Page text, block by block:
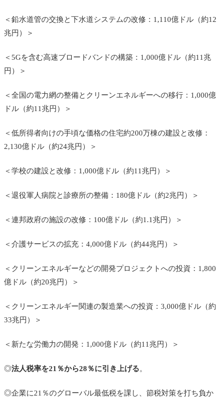
＜鉛水道管の交換と下水道システムの改修：1,110億ドル（約12
兆円）＞
＜5Gを含む高速ブロードバンドの構築：1,000億ドル（約11兆
円）
＞
＜全国の電力網の整備とクリーンエネルギーへの移行：1,000億
ドル（約11兆円）＞
＜低所得者向けの手頃な価格の住宅約200万棟の建設と改修：
2,130億ドル（約24兆円）＞
＜学校の建設と改修： 1,000億ドル（約11兆円） ＞
＜退役軍人病院と診療所の整備：180億ドル（約2兆円） ＞
＜連邦政府の施設の改修：100億ドル（約1.1兆円）＞
＜介護サービスの拡充：4,000億ドル（約44兆円）＞
＜クリーンエネルギーなどの開発プロジェクトへの投資：1,800
億ドル（約20兆円）＞
＜クリーンエネルギー関連の製造業への投資：3,000億ドル（約
33兆円）＞
＜新たな労働力の開発： 1,000億ドル（約11兆円） ＞
◎法人税率を21％から28％に引き上げる。
◎企業に21％のグローバル最低税を課し、節税対策を打ち負か